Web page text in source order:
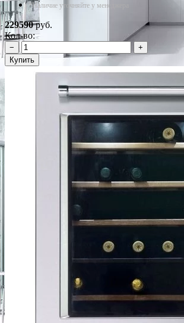
*Наличие уточняйте у менеджера
229590руб.
Кол-во:
−
+
Купить